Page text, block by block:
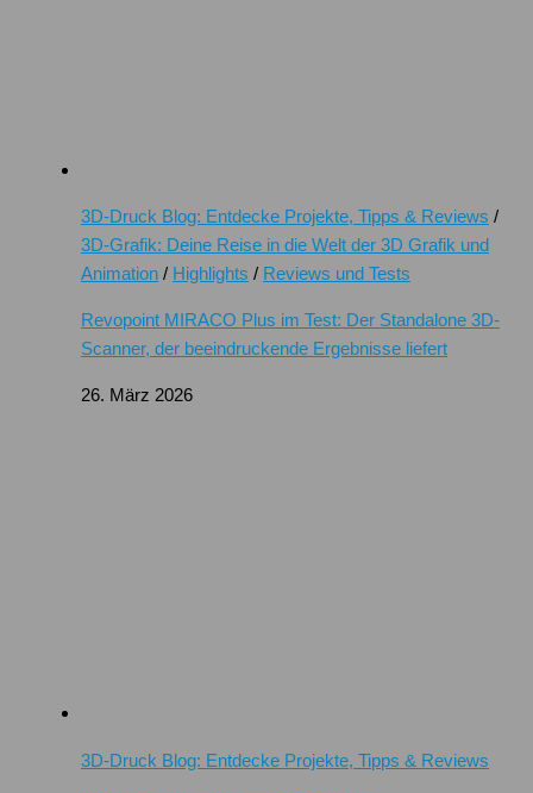
3D-Druck Blog: Entdecke Projekte, Tipps & Reviews /
3D-Grafik: Deine Reise in die Welt der 3D Grafik und
Animation / Highlights / Reviews und Tests
Revopoint MIRACO Plus im Test: Der Standalone 3D-
Scanner, der beeindruckende Ergebnisse liefert
26. März 2026
3D-Druck Blog: Entdecke Projekte, Tipps & Reviews